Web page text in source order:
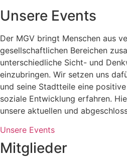
Unsere Events
Der MGV bringt Menschen aus
gesellschaftlichen Bereichen
unterschiedliche Sicht- und
einzubringen. Wir setzen uns
und seine Stadtteile eine
soziale Entwicklung erfahren.
unsere aktuellen und
Unsere Events
Mitglieder